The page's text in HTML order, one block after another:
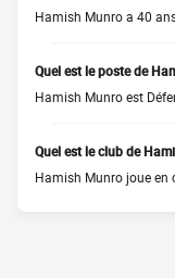
Hamish Munro a 40
Quel est le poste de
Hamish Munro est
Quel est le club de
Hamish Munro joue en